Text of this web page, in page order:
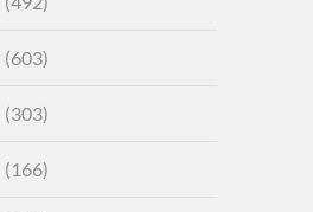
(603)
(303)
(166)